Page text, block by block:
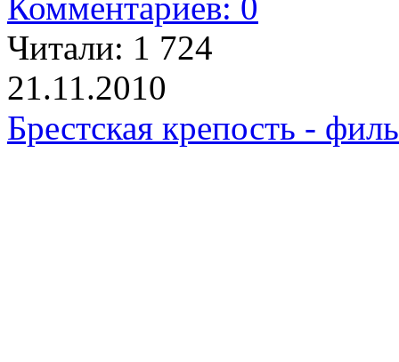
Комментариев: 0
Читали: 1 724
21.11.2010
Брестская крепость -